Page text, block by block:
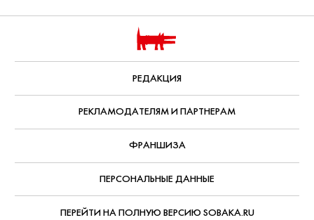
РЕДАКЦИЯ
РЕКЛАМОДАТЕЛЯМ И ПАРТНЕРАМ
ФРАНШИЗА
ПЕРСОНАЛЬНЫЕ ДАННЫЕ
ПЕРЕЙТИ НА ПОЛНУЮ ВЕРСИЮ SOBAKA.RU